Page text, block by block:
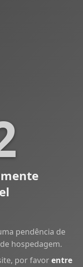
pendência de
hospedagem.
por favorentre